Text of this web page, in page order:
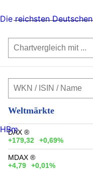
Weltmärkte
DAX ®
+179,32
+0,69%
MDAX ®
+4,79
+0,01%
Die reichsten Deutschen
HBm